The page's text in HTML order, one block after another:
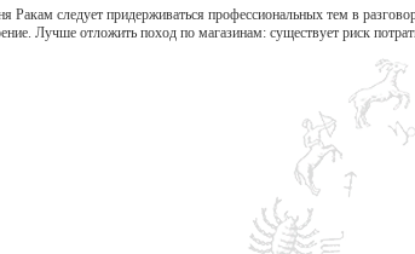
Ракам следует придерживаться профессиональных тем в
Лучше отложить поход по магазинам: существует риск